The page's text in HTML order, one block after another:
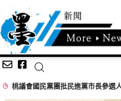
桃議會國民黨團批民進黨市長參選